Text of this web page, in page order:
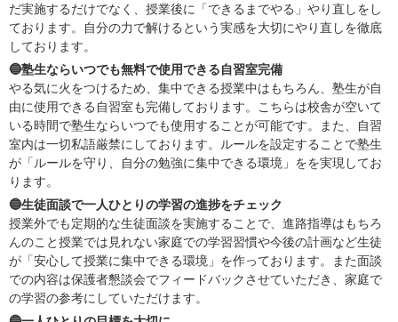
だ実施するだけでなく、授業後に「できるまでやる」やり直しをし
ております。自分の力で解けるという実感を大切にやり直しを徹底
しております。
🔵塾生ならいつでも無料で使用できる自習室完備
やる気に火をつけるため、集中できる授業中はもちろん、塾生が自
由に使用できる自習室も完備しております。こちらは校舎が空いて
いる時間で塾生ならいつでも使用することが可能です。また、自習
室内は一切私語厳禁にしております。ルールを設定することで塾生
が「ルールを守り、自分の勉強に集中できる環境」をを実現してお
ります。
🔵生徒面談で一人ひとりの学習の進捗をチェック
授業外でも定期的な生徒面談を実施することで、進路指導はもちろ
んのこと授業では見れない家庭での学習習慣や今後の計画など生徒
が「安心して授業に集中できる環境」を作っております。また面談
での内容は保護者懇談会でフィードバックさせていただき、家庭で
の学習の参考にしていただけます。